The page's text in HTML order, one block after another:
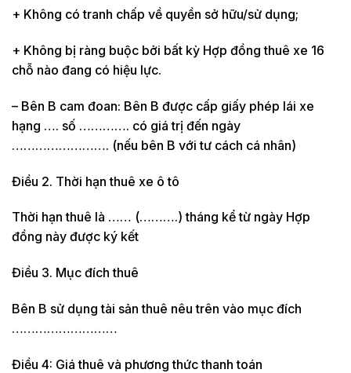
+ Không có tranh chấp về quyền sở hữu/sử dụng;
+ Không bị ràng buộc bởi bất kỳ Hợp đồng thuê xe 16
chỗ nào đang có hiệu lực.
– Bên B cam đoan: Bên B được cấp giấy phép lái xe
hạng …. số …………. có giá trị đến ngày
……………………. (nếu bên B với tư cách cá nhân)
Điều 2. Thời hạn thuê xe ô tô
Thời hạn thuê là …… (……….) tháng kể từ ngày Hợp
đồng này được ký kết
Điều 3. Mục đích thuê
Bên B sử dụng tài sản thuê nêu trên vào mục đích
………………………
Điều 4: Giá thuê và phương thức thanh toán